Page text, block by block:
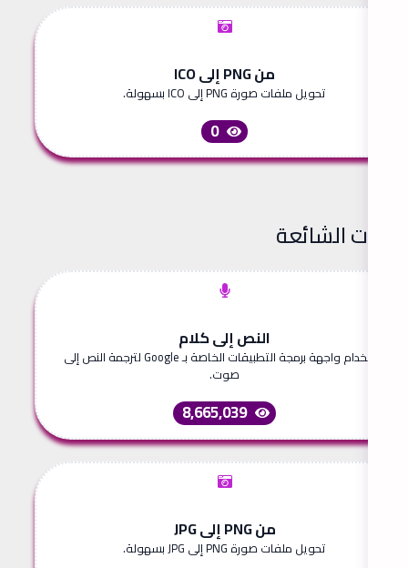
من PNG إلى ICO
تحويل ملفات صورة PNG إلى ICO بسهولة.
0
الشائعة
النص إلى كلام
استخدام واجهة برمجة التطبيقات الخاصة بـ Google لترجمة النص إلى
صوت.
8,665,039
من PNG إلى JPG
تحويل ملفات صورة PNG إلى JPG بسهولة.